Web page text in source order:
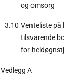
og omsorg
3.10 Venteliste på
tilsvarende
for
Vedlegg A